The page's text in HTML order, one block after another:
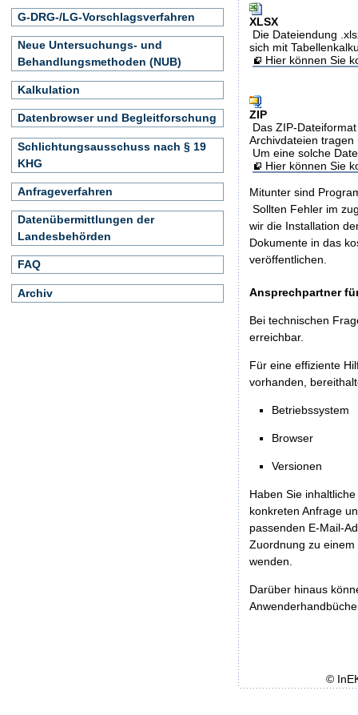
XLSX
Die Dateiendung
sich mit
Hier können Sie
ZIP
Das ZIP-
Archivdateien
Um eine solche
Hier können Sie
Mitunter sind
Sollten Fehler im
wir die Installation
Dokumente in das
veröffentlichen.
Ansprechpartner
Bei technischen
erreichbar.
Für eine effiziente
vorhanden,
Betriebssystem
Browser
Versionen
Haben Sie
konkreten Anfrage
passenden E-Mail-
Zuordnung zu
wenden.
Darüber hinaus
G-DRG-/LG-Vorschlagsverfahren
Neue Untersuchungs- und
Behandlungsmethoden (NUB)
Kalkulation
Datenbrowser und Begleitforschung
Schlichtungsausschuss nach § 19
KHG
Anfrageverfahren
Datenübermittlungen der
Landesbehörden
FAQ
Archiv
©